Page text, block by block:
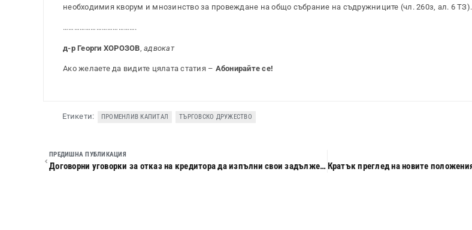
необходимия кворум и мнозинство за провеждане на общо събрание на съдружниците (чл. 260з, ал. 6 ТЗ).
………………………………….
д-р Георги ХОРОЗОВ адвокат
Ако желаете да видите цялата статия – Абонирайте се!
Етикети: ПРОМЕНЛИВ КАПИТАЛ ТЪРГОВСКО ДРУЖЕСТВО
ПРЕДИШНА ПУБЛИКАЦИЯ
Договорни уговорки за отказ на кредитора да изпълни свои задължения към длъжника като квазиобезпечение по търговски и финансови сделки